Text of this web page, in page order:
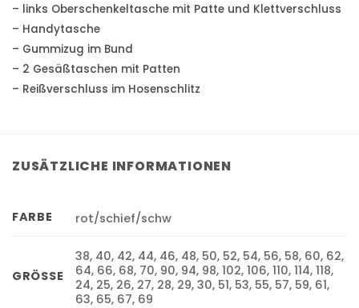
– links Oberschenkeltasche mit Patte und Klettverschluss
– Handytasche
– Gummizug im Bund
– 2 Gesäßtaschen mit Patten
– Reißverschluss im Hosenschlitz
ZUSÄTZLICHE INFORMATIONEN
FARBE rot/schief/schw
GRÖSSE
38, 40, 42, 44, 46, 48, 50, 52, 54, 56, 58, 60, 62,
64, 66, 68, 70, 90, 94, 98, 102, 106, 110, 114, 118,
24, 25, 26, 27, 28, 29, 30, 51, 53, 55, 57, 59, 61,
63, 65, 67, 69